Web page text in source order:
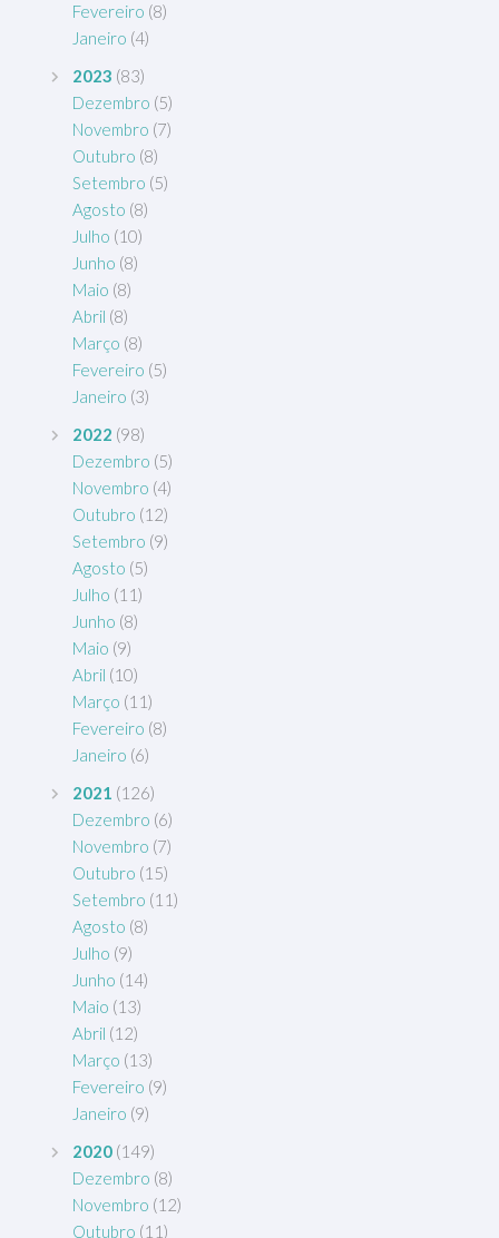
Fevereiro (8)
Janeiro (4)
2023 (83)
Dezembro (5)
Novembro (7)
Outubro (8)
Setembro (5)
Agosto (8)
Julho (10)
Junho (8)
Maio (8)
Abril (8)
Março (8)
Fevereiro (5)
Janeiro (3)
2022 (98)
Dezembro (5)
Novembro (4)
Outubro (12)
Setembro (9)
Agosto (5)
Julho (11)
Junho (8)
Maio (9)
Abril (10)
Março (11)
Fevereiro (8)
Janeiro (6)
2021 (126)
Dezembro (6)
Novembro (7)
Outubro (15)
Setembro (11)
Agosto (8)
Julho (9)
Junho (14)
Maio (13)
Abril (12)
Março (13)
Fevereiro (9)
Janeiro (9)
2020 (149)
Dezembro (8)
Novembro (12)
Outubro (11)